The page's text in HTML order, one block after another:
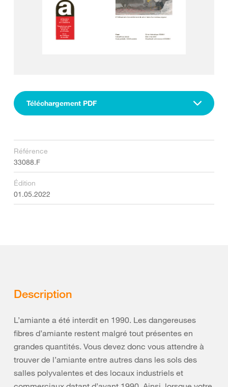
Téléchargement PDF
Référence
33088.F
Édition
01.05.2022
Description
L’amiante a été interdit en 1990. Les dangereuses
fibres d’amiante restent malgré tout présentes en
grandes quantités. Vous devez donc vous attendre à
trouver de l’amiante entre autres dans les sols des
salles polyvalentes et des locaux industriels et